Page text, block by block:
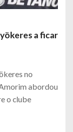
a ficar
no
abordou
o clube